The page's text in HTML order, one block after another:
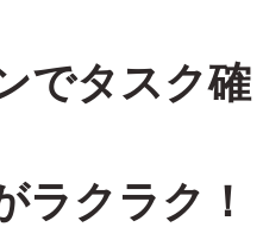
でタスク確
ラクラク！